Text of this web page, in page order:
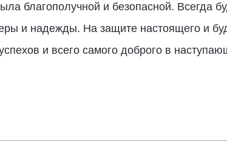
благополучной и безопасной. Всегда
и надежды. На защите настоящего и
и всего самого доброго в